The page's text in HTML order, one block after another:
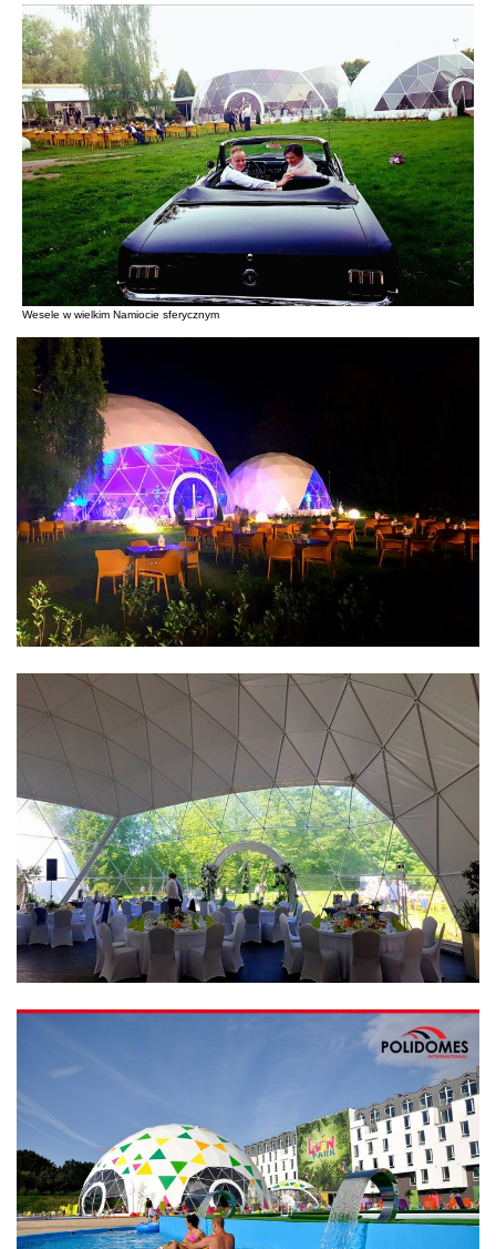
Wesele w wielkim Namiocie sferycznym